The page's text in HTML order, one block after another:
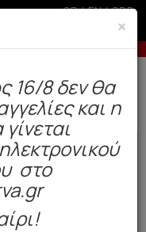
GR|EN|SRB
-10% σε
σε 3-5 εργάσιμες.
×
16/8 δεν θα
και η
στο